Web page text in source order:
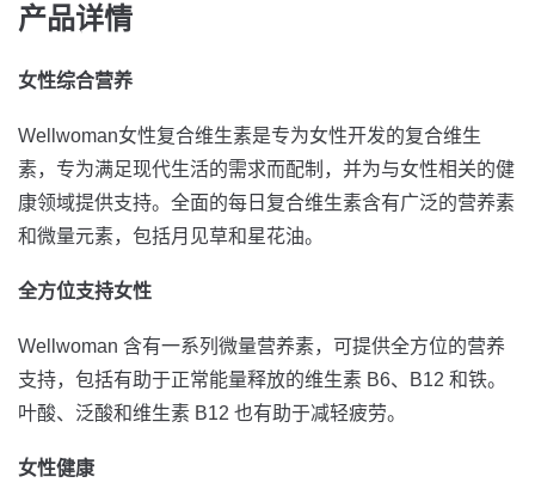
产品详情
女性综合营养
Wellwoman女性复合维生素是专为女性开发的复合维生
素，专为满足现代生活的需求而配制，并为与女性相关的健
康领域提供支持。全面的每日复合维生素含有广泛的营养素
和微量元素，包括月见草和星花油。
全方位支持女性
Wellwoman 含有一系列微量营养素，可提供全方位的营养
支持，包括有助于正常能量释放的维生素 B6、B12 和铁。
叶酸、泛酸和维生素 B12 也有助于减轻疲劳。
女性健康